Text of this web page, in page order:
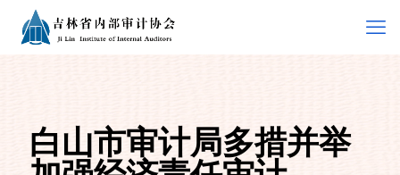
白山市审计局多措并举